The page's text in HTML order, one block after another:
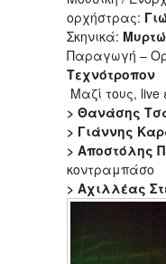
ορχήστρας:
Σκηνικά:
Παραγωγή –
Τεχνότροπον
Μαζί τους, live
> Θανάσης
> Γιάννης
> Αποστόλης
κοντραμπάσο
> Αχιλλέας